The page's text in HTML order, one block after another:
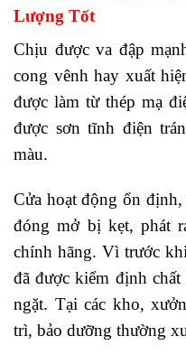
Lượng Tốt
Chịu được va đập
cong vênh hay xuất
được làm từ thép mạ
được sơn tĩnh điện
màu.
Cửa hoạt động ổn
đóng mở bị kẹt, phát
chính hãng. Vì trước
đã được kiểm định
ngặt. Tại các kho,
trì, bảo dưỡng thường